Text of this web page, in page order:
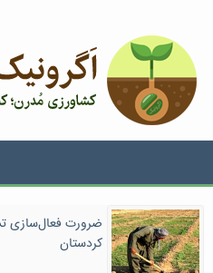
ضرورت فعال‌سازی
کردستان